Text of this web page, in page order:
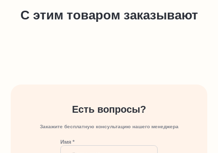
С этим товаром заказывают
Есть вопросы?
Закажите бесплатную консультацию нашего менеджера
Имя *